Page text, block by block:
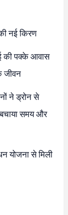
नई किरण
की पक्के आवास
जीवन
ने ड्रोन से
समय और
योजना से मिली